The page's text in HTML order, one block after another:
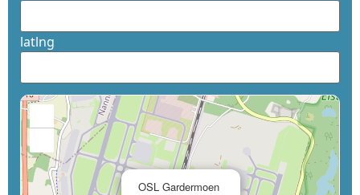
latlng
OSL Gardermoen